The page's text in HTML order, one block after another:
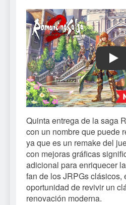
Play
Quinta entrega de la saga
con un nombre que puede
ya que es un remake del
con mejoras gráficas
adicional para enriquecer
fan de los JRPGs clásicos,
oportunidad de revivir un
renovación moderna.